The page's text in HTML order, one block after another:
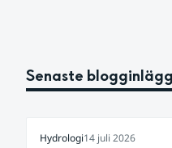
Senaste
Hydrologi14 juli 2026